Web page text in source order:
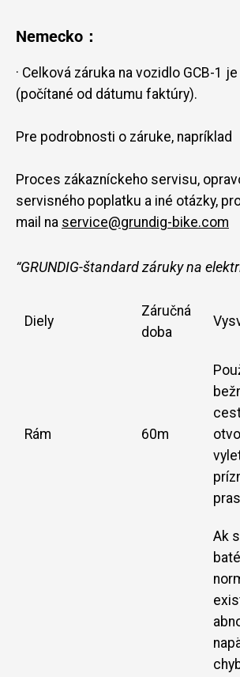
Nemecko：
· Celková záruka na vozidlo GCB-1
(počítané od dátumu faktúry).
Pre podrobnosti o záruke, napríklad
Proces zákazníckeho servisu,
servisného poplatku a iné otázky,
mail na service@grundig-bike.com
“GRUNDIG-štandard záruky na
Diely
Záručná
doba
Rám 60m
Ak